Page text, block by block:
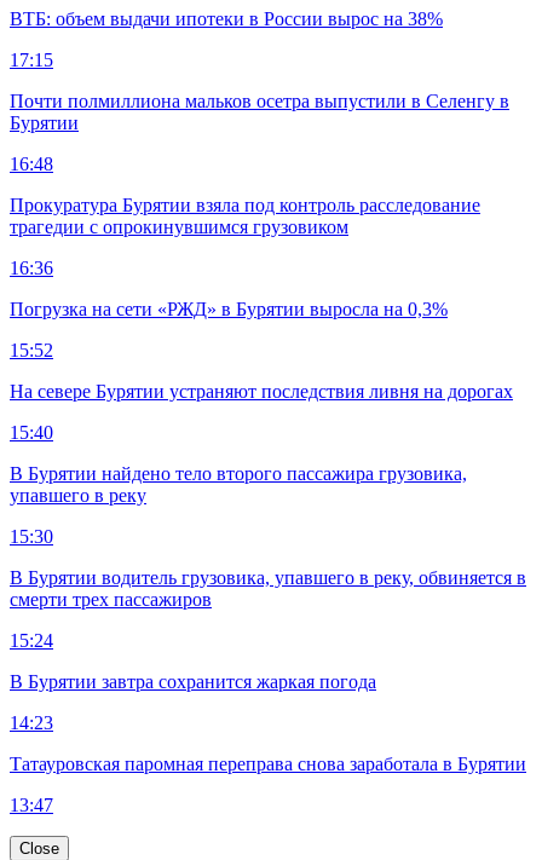
ВТБ: объем выдачи ипотеки в России вырос на 38%
17:15
Почти полмиллиона мальков осетра выпустили в Селенгу в
Бурятии
16:48
Прокуратура Бурятии взяла под контроль расследование
трагедии с опрокинувшимся грузовиком
16:36
Погрузка на сети «РЖД» в Бурятии выросла на 0,3%
15:52
На севере Бурятии устраняют последствия ливня на дорогах
15:40
В Бурятии найдено тело второго пассажира грузовика,
упавшего в реку
15:30
В Бурятии водитель грузовика, упавшего в реку, обвиняется в
смерти трех пассажиров
15:24
В Бурятии завтра сохранится жаркая погода
14:23
Татауровская паромная переправа снова заработала в Бурятии
13:47
Close